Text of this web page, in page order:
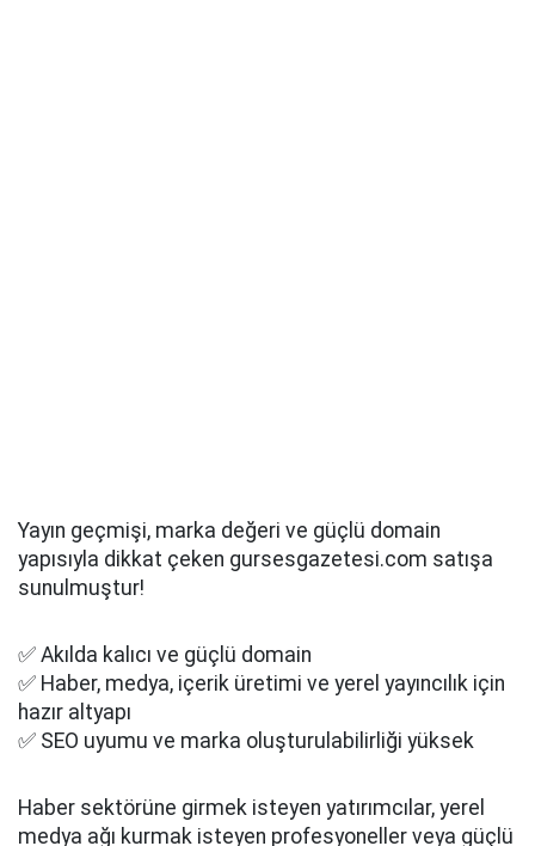
Yayın geçmişi, marka değeri ve güçlü domain
yapısıyla dikkat çeken gursesgazetesi.com satışa
sunulmuştur!
✅ Akılda kalıcı ve güçlü domain
✅ Haber, medya, içerik üretimi ve yerel yayıncılık için
hazır altyapı
✅ SEO uyumu ve marka oluşturulabilirliği yüksek
Haber sektörüne girmek isteyen yatırımcılar, yerel
medya ağı kurmak isteyen profesyoneller veya güçlü